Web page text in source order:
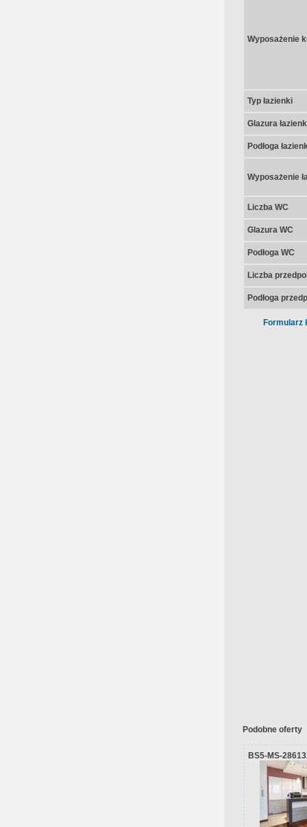
Wyposażenie
Typ łazienki
Glazura
Podłoga
Wyposażenie
Liczba WC
Glazura WC
Podłoga WC
Liczba
Podłoga
Formularz
Podobne oferty
BS5-MS-